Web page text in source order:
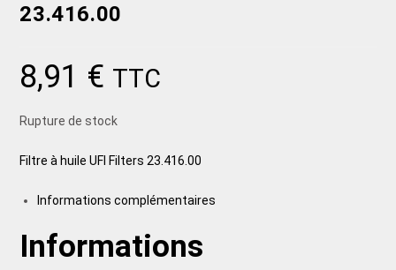
23.416.00
8,91 € TTC
Rupture de stock
Filtre à huile UFI Filters 23.416.00
Informations complémentaires
Informations